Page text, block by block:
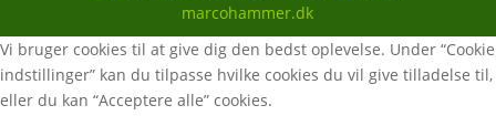
marcohammer.dk
Vi bruger cookies til at give dig den bedst oplevelse. Under “Cookie
indstillinger” kan du tilpasse hvilke cookies du vil give tilladelse til,
eller du kan “Acceptere alle” cookies.